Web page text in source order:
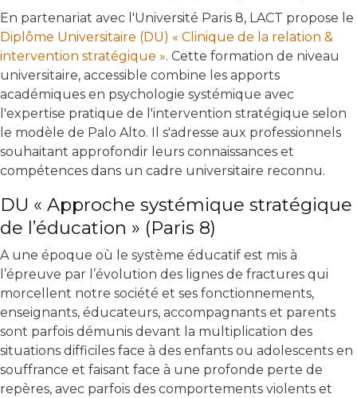
En partenariat avec l'Université Paris 8, LACT propose le
Diplôme Universitaire (DU) « Clinique de la relation &
intervention stratégique ». Cette formation de niveau
universitaire, accessible combine les apports
académiques en psychologie systémique avec
l'expertise pratique de l'intervention stratégique selon
le modèle de Palo Alto. Il s'adresse aux professionnels
souhaitant approfondir leurs connaissances et
compétences dans un cadre universitaire reconnu.
DU « Approche systémique stratégique
de l’éducation » (Paris 8)
A une époque où le système éducatif est mis à
l’épreuve par l’évolution des lignes de fractures qui
morcellent notre société et ses fonctionnements,
enseignants, éducateurs, accompagnants et parents
sont parfois démunis devant la multiplication des
situations difficiles face à des enfants ou adolescents en
souffrance et faisant face à une profonde perte de
repères, avec parfois des comportements violents et